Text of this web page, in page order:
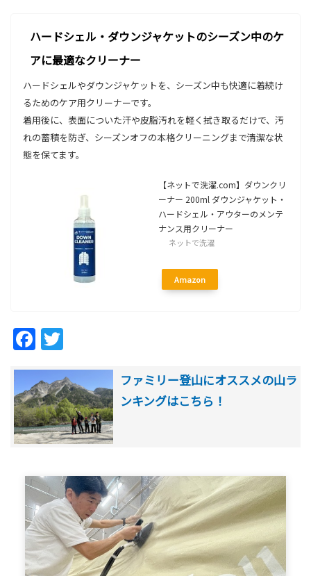
ハードシェル・ダウンジャケットのシーズン中のケ
アに最適なクリーナー
ハードシェルやダウンジャケットを、シーズン中も快適に着続け
るためのケア用クリーナーです。
着用後に、表面についた汗や皮脂汚れを軽く拭き取るだけで、汚
れの蓄積を防ぎ、シーズンオフの本格クリーニングまで清潔な状
態を保てます。
【ネットで洗濯.com】ダウンクリ
ーナー 200ml ダウンジャケット・
ハードシェル・アウターのメンテ
ナンス用クリーナー
ネットで洗濯
Amazon
Facebook
ファミリー登山にオススメの山ラ
ンキングはこちら！